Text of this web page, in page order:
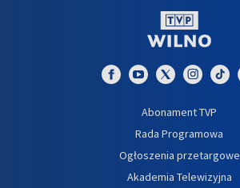
Abonament TVP
Rada Programowa
Ogłoszenia przetargowe
Akademia Telewizyjna